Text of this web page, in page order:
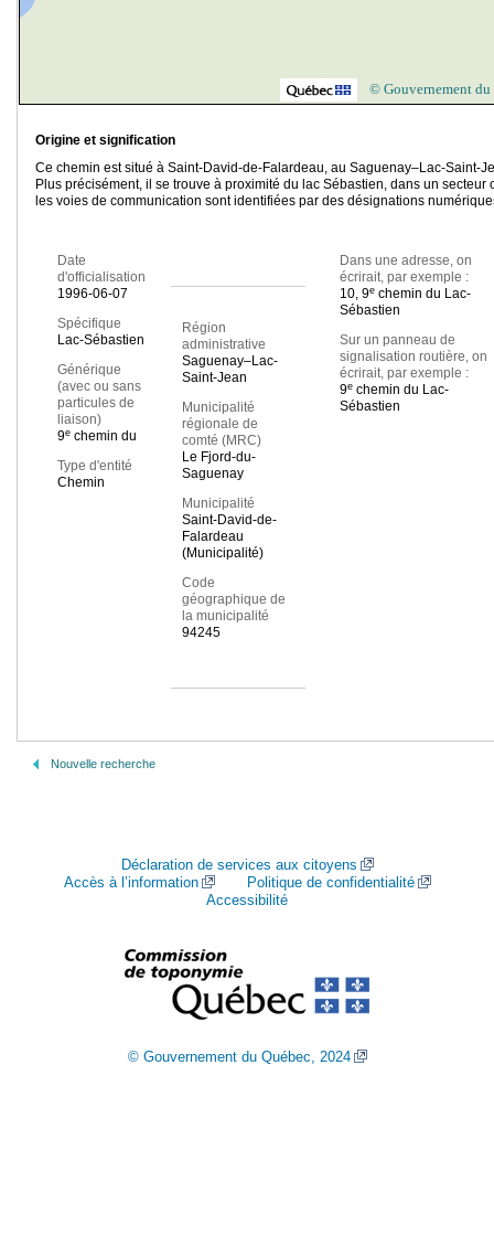
© Gouvernement du
Origine et signification
Ce chemin est situé à Saint-David-de-Falardeau, au Saguenay–Lac-Saint-
Plus précisément, il se trouve à proximité du lac Sébastien, dans un secteur
les voies de communication sont identifiées par des désignations
Date
d'officialisation
1996-06-07
Spécifique
Lac-Sébastien
Générique
(avec ou sans
particules de
liaison)
9e chemin du
Type d'entité
Chemin
Région
administrative
Saguenay–Lac-
Saint-Jean
Municipalité
régionale de
comté (MRC)
Le Fjord-du-
Saguenay
Municipalité
Saint-David-de-
Falardeau
(Municipalité)
Code
géographique de
la municipalité
94245
Dans une adresse, on
écrirait, par exemple :
10, 9echemin du Lac-
Sébastien
Sur un panneau de
signalisation routière, on
écrirait, par exemple :
9echemin du Lac-
Sébastien
Nouvelle recherche
Déclaration de services aux citoyens
Accès à l’information
Politique de confidentialité
Accessibilité
© Gouvernement du Québec, 2024